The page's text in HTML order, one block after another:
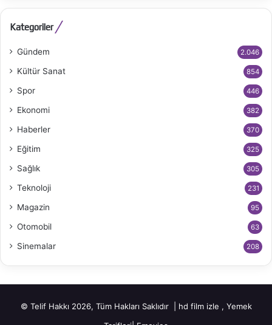
Kategoriler
Gündem 2.046
Kültür Sanat 854
Spor 446
Ekonomi 382
Haberler 370
Eğitim 325
Sağlık 305
Teknoloji 231
Magazin 95
Otomobil 63
Sinemalar 208
© Telif Hakkı 2026, Tüm Hakları Saklıdır | hd film izle , Yemek